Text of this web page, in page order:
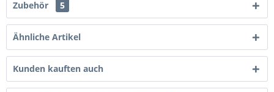
Zubehör 5
Ähnliche Artikel
Kunden kauften auch